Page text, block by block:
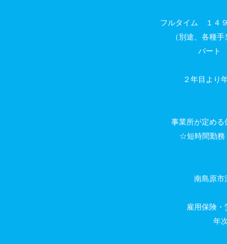
フルタイム １４
（別途、各種
パート ８
２年目より
事業所が定め
☆短時間勤
南島原市
雇用保険
年